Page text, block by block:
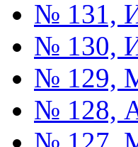
№ 131,
№ 130,
№ 129,
№ 128,